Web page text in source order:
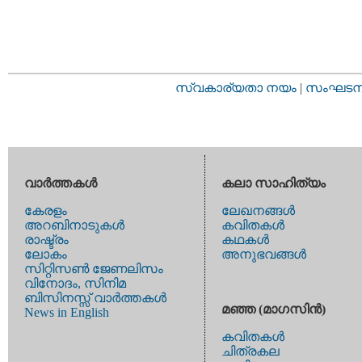
സ്വകാര്യതാ നയം |
വാര്‍ത്തകള്‍
കേരളം
അറബിനാടുകള്‍
രാഷ്ട്രം
ലോകം
സിറ്റിസണ്‍ ജേണലിസം
വിനോദം, സിനിമ
ബിസിനസ്സ് വാര്‍ത്തകള്‍
News in English
കലാ സാഹിത്യം
ലേഖനങ്ങള്‍
കവിതകള്‍
കഥകള്‍
അനുഭവങ്ങള്‍
മഞ്ഞ (മാഗസിന്‍)
കവിതകള്‍
ചിത്രകല